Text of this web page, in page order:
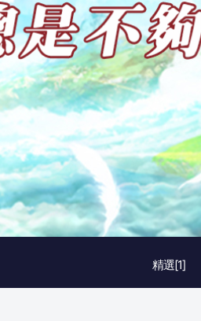
精選[1]